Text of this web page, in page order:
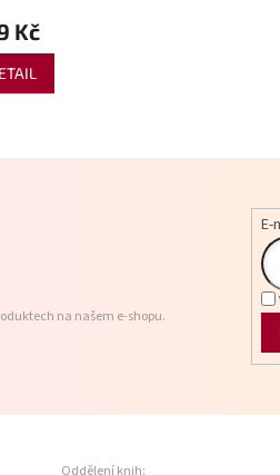
Kč
na našem e-shopu.
E-
Oddělení knih: